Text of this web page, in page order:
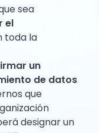
sea
el
toda la
un
de datos
que
designar un